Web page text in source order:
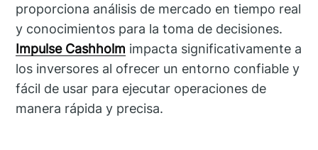
proporciona análisis de mercado en tiempo real
y conocimientos para la toma de decisiones.
Impulse Cashholm impacta significativamente a
los inversores al ofrecer un entorno confiable y
fácil de usar para ejecutar operaciones de
manera rápida y precisa.